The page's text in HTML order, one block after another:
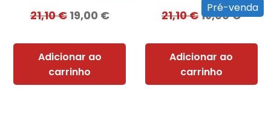
21,10€ 19,00 €
Adicionar ao
carrinho
Pré-venda
21,10€19,00€
Adicionar ao
carrinho